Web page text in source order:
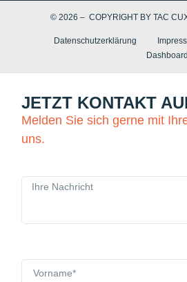
© 2026 – COPYRIGHT BY TAC
Datenschutzerklärung
Dashboard
JETZT KONTAKT
Melden Sie sich gerne mit
uns.